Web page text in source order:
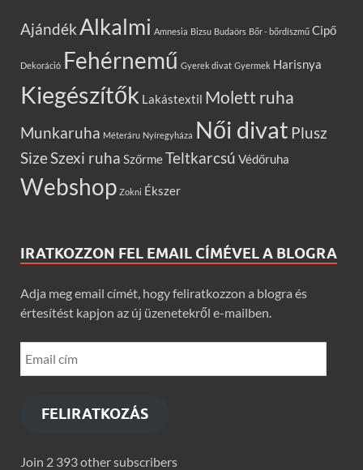
AjándékAlkalmi Amnesia Bizsu Budaörs Bőr - bőrdíszmű Cipő
Dekoráció Fehérnemű Gyerek divat Gyermek Harisnya
Kiegészítők Lakástextil Molett ruha
Munkaruha Méteráru Nyíregyháza Női divat Plusz
SizeSzexi ruha SzőrmeTeltkarcsú Védőruha
Webshop Zokni Ékszer
IRATKOZZON FEL EMAIL CÍMÉVEL A BLOGRA
Adja meg email címét, hogy feliratkozzon a blogra és
értesítést kapjon az új üzenetekről e-mailben.
FELIRATKOZÁS
Join 2 393 other subscribers